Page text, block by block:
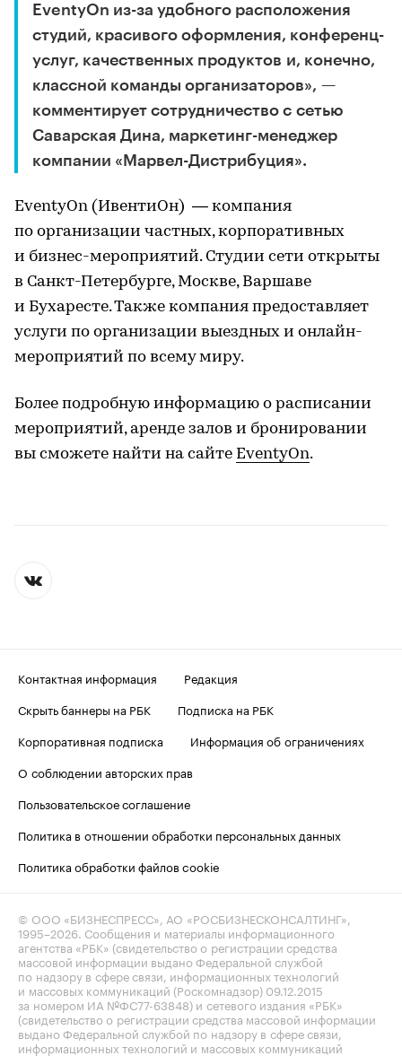
EventyOn из-за удобного расположения
студий, красивого оформления, конференц-
услуг, качественных продуктов и, конечно,
классной команды организаторов», —
комментирует сотрудничество с сетью
Саварская Дина, маркетинг-менеджер
компании «Марвел-Дистрибуция».
EventyOn (ИвентиОн) — компания
по организации частных, корпоративных
и бизнес-мероприятий. Студии сети открыты
в Санкт-Петербурге, Москве, Варшаве
и Бухаресте. Также компания предоставляет
услуги по организации выездных и онлайн-
мероприятий по всему миру.
Более подробную информацию о расписании
мероприятий, аренде залов и бронировании
вы сможете найти на сайте EventyOn.
Контактная информация
Редакция
Скрыть баннеры на РБК
Подписка на РБК
Корпоративная подписка
Информация об ограничениях
О соблюдении авторских прав
Пользовательское соглашение
Политика в отношении обработки персональных данных
Политика обработки файлов cookie
© ООО «БИЗНЕСПРЕСС», АО «РОСБИЗНЕСКОНСАЛТИНГ»,
1995–2026 . Сообщения и материалы информационного
агентства «РБК» (свидетельство о регистрации средства
массовой информации выдано Федеральной службой
по надзору в сфере связи, информационных технологий
и массовых коммуникаций (Роскомнадзор) 09.12.2015
за номером ИА №ФС77-63848) и сетевого издания «РБК»
(свидетельство о регистрации средства массовой информации
выдано Федеральной службой по надзору в сфере связи,
информационных технологий и массовых коммуникаций